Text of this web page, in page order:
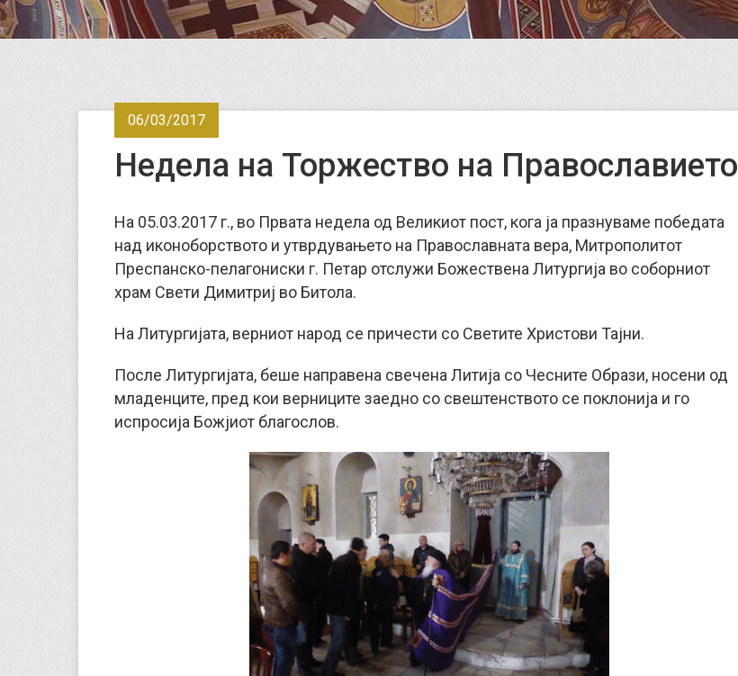
06/03/2017
Недела на Торжество на Православието
На 05.03.2017 г., во Првата недела од Великиот пост, кога ја празнуваме победата
над иконоборството и утврдувањето на Православната вера, Митрополитот
Преспанско-пелагониски г. Петар отслужи Божествена Литургија во соборниот
храм Свети Димитриј во Битола.
На Литургијата, верниот народ се причести со Светите Христови Тајни.
После Литургијата, беше направена свечена Литија со Чесните Образи, носени од
младенците, пред кои верниците заедно со свештенството се поклонија и го
испросија Божјиот благослов.